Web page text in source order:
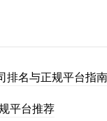
排名与正规平台指南
平台推荐